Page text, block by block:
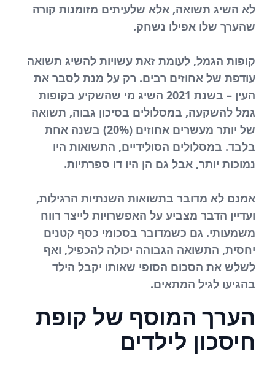
לא השיג תשואה, אלא שלעיתים מזומנות קורה
שהערך שלו אפילו נשחק.
קופות הגמל, לעומת זאת עשויות להשיג תשואה
עודפת של אחוזים רבים. רק על מנת לסבר את
העין – בשנת 2021 השיג מי שהשקיע בקופות
גמל להשקעה, במסלולים בסיכון גבוה, תשואה
של יותר מעשרים אחוזים (20%) בשנה אחת
בלבד. במסלולים הסולידיים, התשואות היו
נמוכות יותר, אבל גם הן היו דו ספרתיות.
אמנם לא מדובר בתשואות השנתיות הרגילות,
ועדיין הדבר מצביע על האפשרויות לייצר רווח
משמעותי. גם כשמדובר בסכומי כסף קטנים
יחסית, התשואה הגבוהה יכולה להכפיל, ואף
לשלש את הסכום הסופי שאותו יקבל הילד
בהגיעו לגיל המתאים.
הערך המוסף של קופת
חיסכון לילדים